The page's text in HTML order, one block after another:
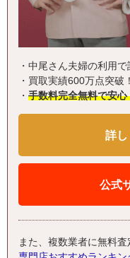
・中尾さん夫婦の利用で
・買取実績600万点突破！
・ 手数料完全無料で安心
詳し
公式
また、複数業者に無料